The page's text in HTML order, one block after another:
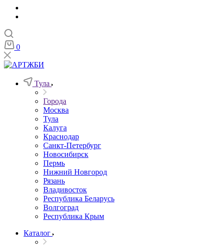
0
Тула
Города
Москва
Тула
Калуга
Краснодар
Санкт-Петербург
Новосибирск
Пермь
Нижний Новгород
Рязань
Владивосток
Республика Беларусь
Волгоград
Республика Крым
Каталог